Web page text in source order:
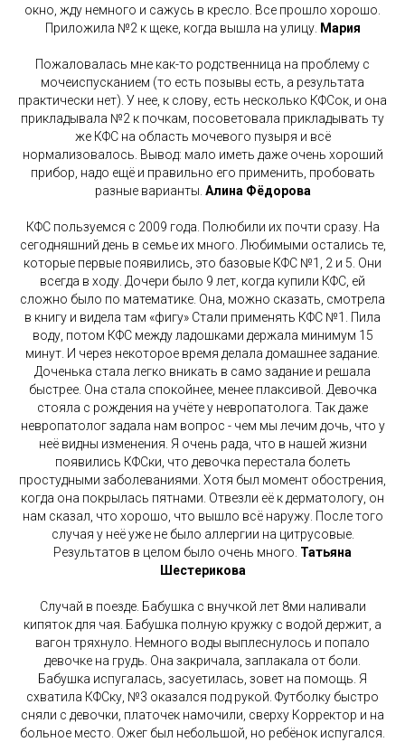
окно, жду немного и сажусь в кресло. Все прошло хорошо.
Приложила №2 к щеке, когда вышла на улицу. Мария
Пожаловалась мне как-то родственница на проблему с
мочеиспусканием (то есть позывы есть, а результата
практически нет). У нее, к слову, есть несколько КФСок, и она
прикладывала №2 к почкам, посоветовала прикладывать ту
же КФС на область мочевого пузыря и всё
нормализовалось. Вывод: мало иметь даже очень хороший
прибор, надо ещё и правильно его применить, пробовать
разные варианты. Алина Фёдорова
КФС пользуемся с 2009 года. Полюбили их почти сразу. На
сегодняшний день в семье их много. Любимыми остались те,
которые первые появились, это базовые КФС №1, 2 и 5. Они
всегда в ходу. Дочери было 9 лет, когда купили КФС, ей
сложно было по математике. Она, можно сказать, смотрела
в книгу и видела там «фигу» Стали применять КФС №1. Пила
воду, потом КФС между ладошками держала минимум 15
минут. И через некоторое время делала домашнее задание.
Доченька стала легко вникать в само задание и решала
быстрее. Она стала спокойнее, менее плаксивой. Девочка
стояла с рождения на учёте у невропатолога. Так даже
невропатолог задала нам вопрос - чем мы лечим дочь, что у
неё видны изменения. Я очень рада, что в нашей жизни
появились КФСки, что девочка перестала болеть
простудными заболеваниями. Хотя был момент обострения,
когда она покрылась пятнами. Отвезли её к дерматологу, он
нам сказал, что хорошо, что вышло всё наружу. После того
случая у неё уже не было аллергии на цитрусовые.
Результатов в целом было очень много. Татьяна
Шестерикова
Случай в поезде. Бабушка с внучкой лет 8ми наливали
кипяток для чая. Бабушка полную кружку с водой держит, а
вагон тряхнуло. Немного воды выплеснулось и попало
девочке на грудь. Она закричала, заплакала от боли.
Бабушка испугалась, засуетилась, зовет на помощь. Я
схватила КФСку, №3 оказался под рукой. Футболку быстро
сняли с девочки, платочек намочили, сверху Корректор и на
больное место. Ожег был небольшой, но ребёнок испугался.